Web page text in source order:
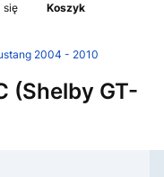
się Koszyk
2004 - 2010
(Shelby GT-